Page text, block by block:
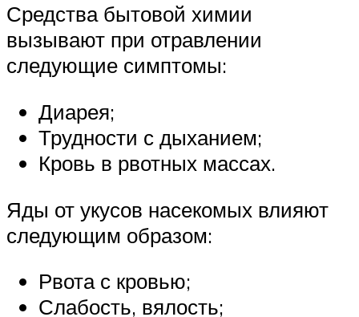
Средства бытовой химии
вызывают при отравлении
следующие симптомы:
Диарея;
Трудности с дыханием;
Кровь в рвотных массах.
Яды от укусов насекомых влияют
следующим образом:
Рвота с кровью;
Слабость, вялость;